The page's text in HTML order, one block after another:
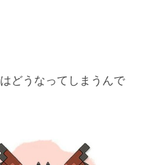
どうなってしまうんで